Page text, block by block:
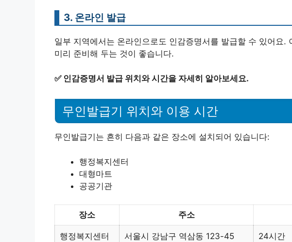
3. 온라인 발급
일부 지역에서는 온라인으로도 인감증명서를 발급할 수 있어요.
미리 준비해 두는 것이 좋습니다.
✅ 인감증명서 발급 위치와 시간을 자세히 알아보세요.
무인발급기 위치와 이용 시간
무인발급기는 흔히 다음과 같은 장소에 설치되어 있습니다:
행정복지센터
대형마트
공공기관
장소 주소
행정복지센터 서울시 강남구 역삼동 123-45 24시간